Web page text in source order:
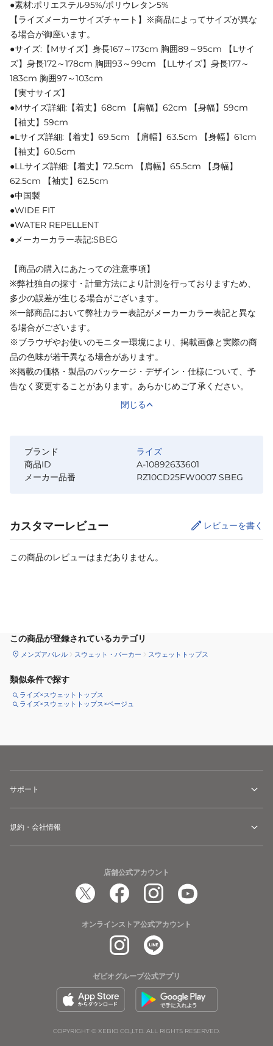
●素材:ポリエステル95%/ポリウレタン5%
【ライズメーカーサイズチャート】※商品によってサイズが異な
る場合が御座います。
●サイズ:【Mサイズ】身長167～173cm 胸囲89～95cm 【Lサイ
ズ】身長172～178cm 胸囲93～99cm 【LLサイズ】身長177～
183cm 胸囲97～103cm
【実寸サイズ】
●Mサイズ詳細:【着丈】68cm 【肩幅】62cm 【身幅】59cm
【袖丈】59cm
●Lサイズ詳細:【着丈】69.5cm 【肩幅】63.5cm 【身幅】61cm
【袖丈】60.5cm
●LLサイズ詳細:【着丈】72.5cm 【肩幅】65.5cm 【身幅】
62.5cm 【袖丈】62.5cm
●中国製
●WIDE FIT
●WATER REPELLENT
●メーカーカラー表記:SBEG
【商品の購入にあたっての注意事項】
※弊社独自の採寸・計量方法により計測を行っておりますため、
多少の誤差が生じる場合がございます。
※一部商品において弊社カラー表記がメーカーカラー表記と異な
る場合がございます。
※ブラウザやお使いのモニター環境により、掲載画像と実際の商
品の色味が若干異なる場合があります。
※掲載の価格・製品のパッケージ・デザイン・仕様について、予
告なく変更することがあります。あらかじめご了承ください。
閉じる
ブランド
ライズ
商品ID
A-10892633601
メーカー品番
RZ10CD25FW0007 SBEG
カスタマーレビュー レビューを書く
この商品のレビューはまだありません。
この商品が登録されているカテゴリ
メンズアパレル スウェット・パーカー スウェットトップス
類似条件で探す
ライズ×スウェットトップス
ライズ×スウェットトップス×ベージュ
サポート
規約・会社情報
店舗公式アカウント
オンラインストア公式アカウント
ゼビオグループ公式アプリ
COPYRIGHT © XEBIO CO.,LTD. ALL RIGHTS RESERVED.